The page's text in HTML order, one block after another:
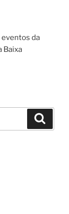
eventos da
Baixa